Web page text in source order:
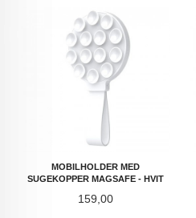
MOBILHOLDER MED
SUGEKOPPER MAGSAFE - HVIT
Pris
159,00